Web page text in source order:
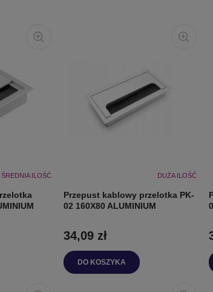
ŚREDNIA ILOŚĆ DUŻA ILOŚĆ
Przepust kablowy przelotka PK-
02 160X80 ALUMINIUM
34,09 zł
DO KOSZYKA